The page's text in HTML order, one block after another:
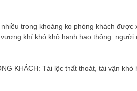
trong khoảng ko phòng khách được
khí khó khô hanh hao thông. người